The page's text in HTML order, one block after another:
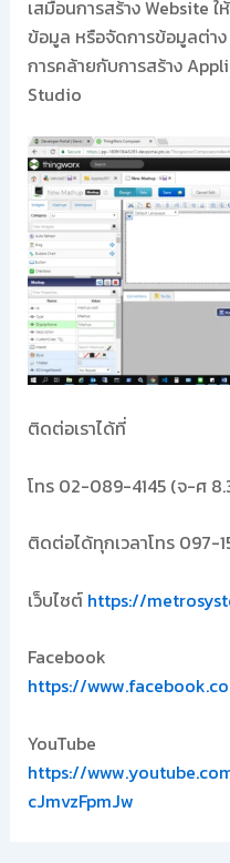
เสมือนการสร้าง Website
ข้อมูล หรือจัดการข้อมูลต่า
การคล้ายกับการสร้าง
Studio
ติดต่อเราได้ที่
โทร 02-089-4145 (จ-ศ
ติดต่อได้ทุกเวลาโทร 097-
เว็บไซต์ https://
Facebook
https://
YouTube
https://
cJmvzFpmJw